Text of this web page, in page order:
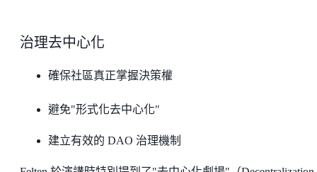
治理去中心化
確保社區真正掌握決策權
避免"形式化去中心化"
建立有效的 DAO 治理機制